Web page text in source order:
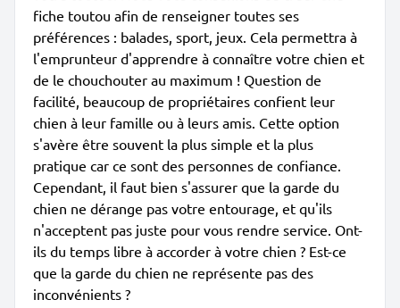
fiche toutou afin de renseigner toutes ses
préférences : balades, sport, jeux. Cela permettra à
l'emprunteur d'apprendre à connaître votre chien et
de le chouchouter au maximum ! Question de
facilité, beaucoup de propriétaires confient leur
chien à leur famille ou à leurs amis. Cette option
s'avère être souvent la plus simple et la plus
pratique car ce sont des personnes de confiance.
Cependant, il faut bien s'assurer que la garde du
chien ne dérange pas votre entourage, et qu'ils
n'acceptent pas juste pour vous rendre service. Ont-
ils du temps libre à accorder à votre chien ? Est-ce
que la garde du chien ne représente pas des
inconvénients ?